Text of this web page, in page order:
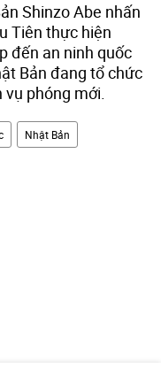
Shinzo Abe nhấn
Tiên thực hiện
đến an ninh quốc
Bản đang tổ chức
vụ phóng mới.
Nhật Bản